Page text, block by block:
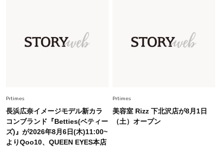
Prtimes
長浜広奈イメージモデル新カラ
コンブランド『Betties(ベティー
ズ)』が2026年8月6日(木)11:00~
よりQoo10、QUEEN EYES本店
Prtimes
美容室 Rizz 下北沢店が8月1日
（土）オープン